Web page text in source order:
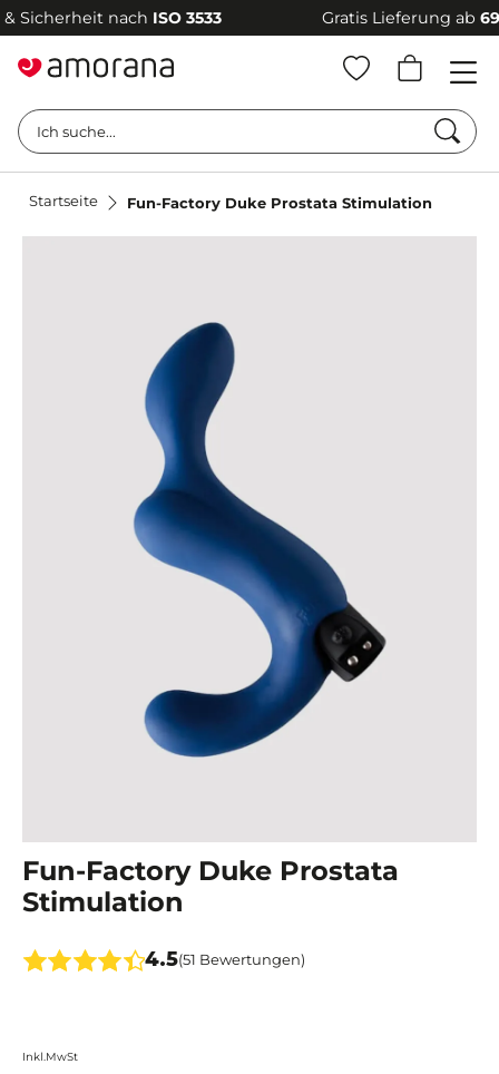
nachISO 3533 Gratis Lieferung ab 69 €
Ich suche...
Startseite Fun-Factory Duke Prostata Stimulation
Fun-Factory Duke Prostata
Stimulation
4.5(51 Bewertungen)
Inkl.MwSt